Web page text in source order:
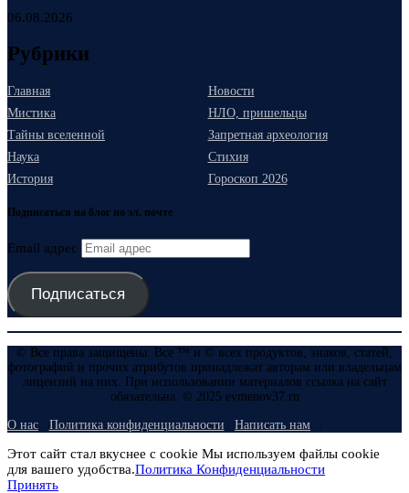
06.08.2026
Рубрики
Главная
Новости
Мистика
НЛО, пришельцы
Тайны вселенной
Запретная археология
Наука
Стихия
История
Гороскоп 2026
Подписаться на блог по эл. почте
Email адрес
Подписаться
© Все права защищены. Все ™ и © всех продуктов, знаков, статей,
фотографий и прочих атрибутов принадлежат авторам или владельцам
лицензий на них. При использовании материалов ссылка на сайт
обязательна. © 2025 evmenov37.ru
О нас Политика конфиденциальности Написать нам
Этот сайт стал вкуснее с cookie Мы используем файлы cookie
для вашего удобства.Политика Конфиденциальности
Принять